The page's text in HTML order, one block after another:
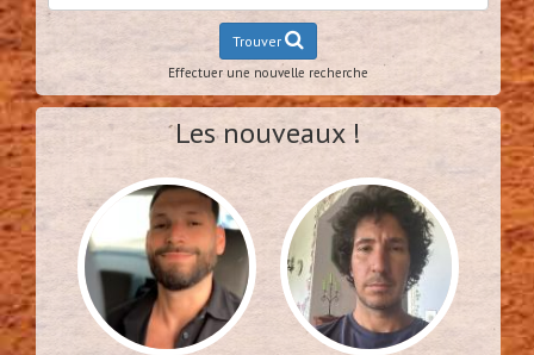
Trouver
Effectuer une nouvelle recherche
Les nouveaux !